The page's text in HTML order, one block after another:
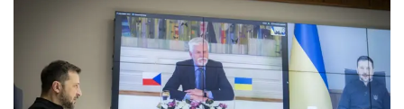
о
р
е
ж
и
м